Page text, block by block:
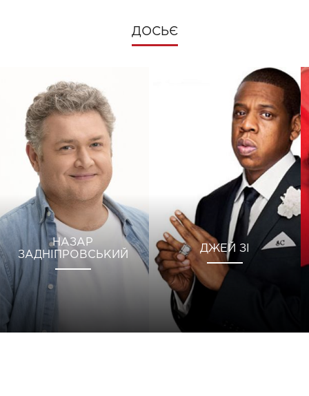
ДОСЬЄ
НАЗАР
ЗАДНІПРОВСЬКИЙ
ДЖЕЙ ЗІ